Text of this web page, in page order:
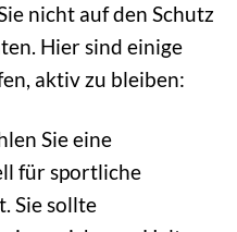
nicht auf den Schutz
Hier sind einige
aktiv zu bleiben:
Sie eine
für sportliche
Sie sollte